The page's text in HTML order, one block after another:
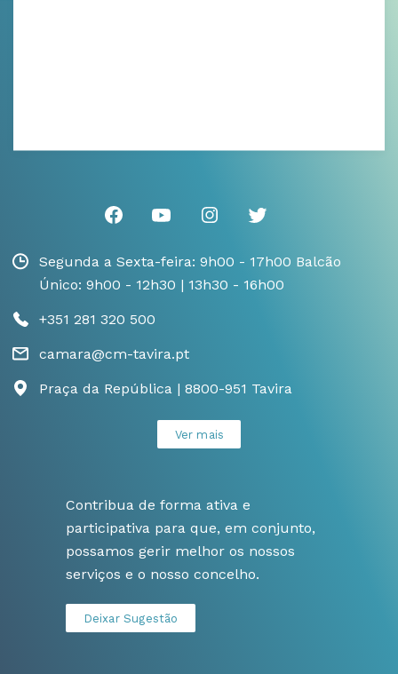
Segunda a Sexta-feira: 9h00 - 17h00 Balcão
Único: 9h00 - 12h30 | 13h30 - 16h00
+351 281 320 500
camara@cm-tavira.pt
Praça da República | 8800-951 Tavira
Ver mais
Contribua de forma ativa e
participativa para que, em conjunto,
possamos gerir melhor os nossos
serviços e o nosso concelho.
Deixar Sugestão